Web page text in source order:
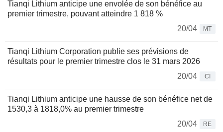
Tianqi Lithium anticipe une envolée de son bénéfice au
premier trimestre, pouvant atteindre 1 818 %
20/04
MT
Tianqi Lithium Corporation publie ses prévisions de
résultats pour le premier trimestre clos le 31 mars 2026
20/04
CI
Tianqi Lithium anticipe une hausse de son bénéfice net de
1530,3 à 1818,0% au premier trimestre
20/04
RE